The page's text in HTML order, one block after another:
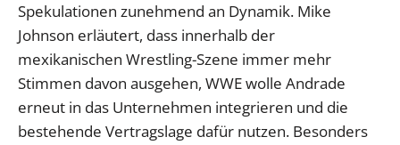
Spekulationen zunehmend an Dynamik. Mike
Johnson erläutert, dass innerhalb der
mexikanischen Wrestling-Szene immer mehr
Stimmen davon ausgehen, WWE wolle Andrade
erneut in das Unternehmen integrieren und die
bestehende Vertragslage dafür nutzen. Besonders